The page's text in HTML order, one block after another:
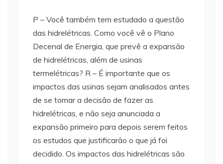
P – Você também tem estudado a questão
das hidrelétricas. Como você vê o Plano
Decenal de Energia, que prevê a expansão
de hidrelétricas, além de usinas
termelétricas? R – É importante que os
impactos das usinas sejam analisados antes
de se tomar a decisão de fazer as
hidrelétricas, e não seja anunciada a
expansão primeiro para depois serem feitos
os estudos que justificarão o que já foi
decidido. Os impactos das hidrelétricas são